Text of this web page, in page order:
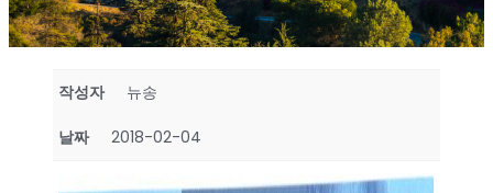
작성자 뉴송
날짜 2018-02-04